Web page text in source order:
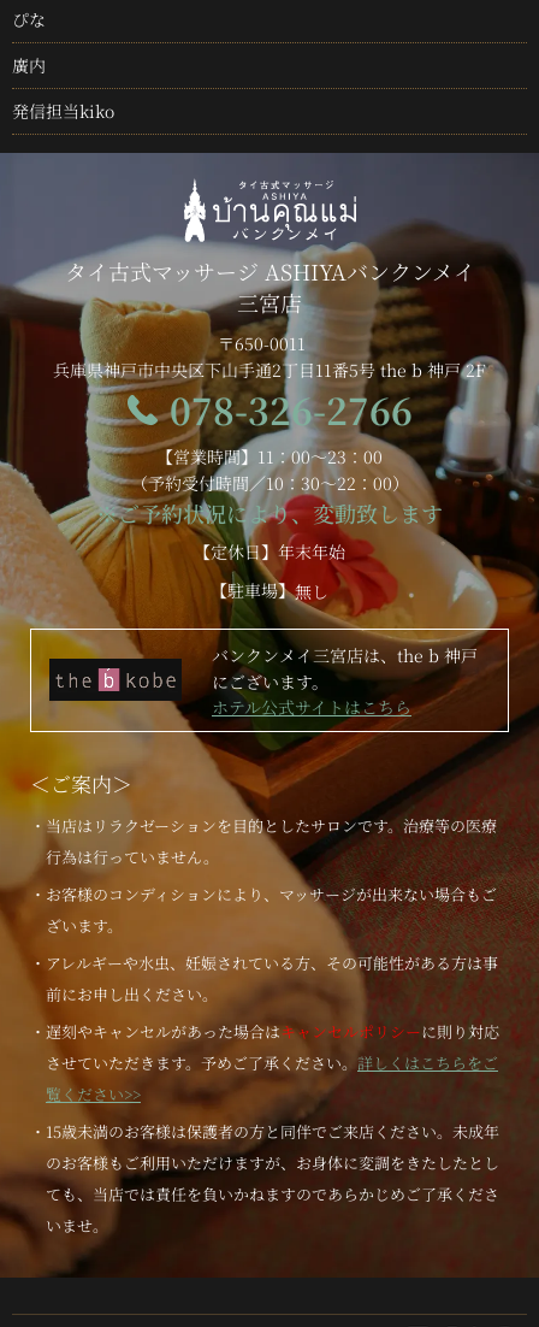
ぴな
廣内
発信担当kiko
タイ古式マッサージ ASHIYAバンクンメイ
三宮店
〒650-0011
兵庫県神戸市中央区下山手通2丁目11番5号 the b 神戸 2F
078-326-2766
【営業時間】11：00～23：00
（予約受付時間／10：30～22：00）
※ご予約状況により、変動致します
【定休日】年末年始
【駐車場】無し
バンクンメイ三宮店は、the b 神戸
にございます。
ホテル公式サイトはこちら
＜ご案内＞
・当店はリラクゼーションを目的としたサロンです。治療等の医療
行為は行っていません。
・お客様のコンディションにより、マッサージが出来ない場合もご
ざいます。
・アレルギーや水虫、妊娠されている方、その可能性がある方は事
前にお申し出ください。
・遅刻やキャンセルがあった場合はキャンセルポリシーに則り対応
させていただきます。予めご了承ください。 詳しくはこちらをご
覧ください>>
・15歳未満のお客様は保護者の方と同伴でご来店ください。未成年
のお客様もご利用いただけますが、お身体に変調をきたしたとし
ても、当店では責任を負いかねますのであらかじめご了承くださ
いませ。